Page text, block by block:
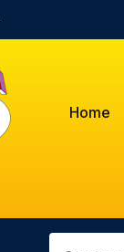
Home